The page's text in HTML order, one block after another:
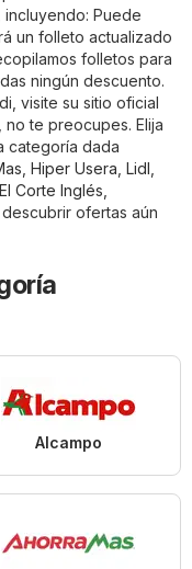
Puede
un folleto actualizado
folletos para
ningún descuento.
visite su sitio oficial
te preocupes. Elija
categoría dada
Hiper Usera Lidl
El Corte Inglés
ofertas aún
Alcampo